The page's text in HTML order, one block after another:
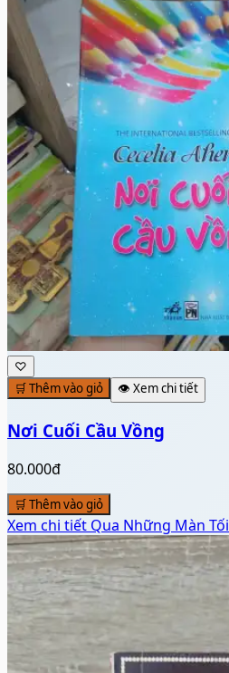
♡
🛒 Thêm vào giỏ
👁️ Xem chi tiết
Nơi Cuối Cầu Vồng
80.000đ
🛒 Thêm vào giỏ
Xem chi tiết Qua Những Màn Tối